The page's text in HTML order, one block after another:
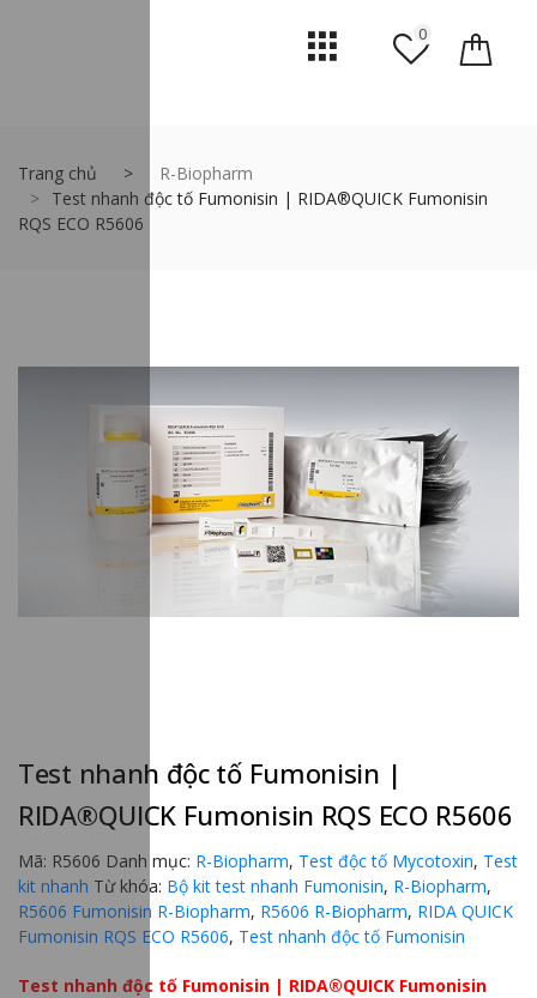
0
Trang chủ
R-Biopharm
Test nhanh độc tố Fumonisin | RIDA®QUICK Fumonisin
RQS ECO R5606
Test nhanh độc tố Fumonisin |
RIDA®QUICK Fumonisin RQS ECO R5606
Mã: R5606 Danh mục: R-Biopharm, Test độc tố Mycotoxin, Test
kit nhanh Từ khóa: Bộ kit test nhanh Fumonisin, R-Biopharm,
R5606 Fumonisin R-Biopharm, R5606 R-Biopharm, RIDA QUICK
Fumonisin RQS ECO R5606, Test nhanh độc tố Fumonisin
Test nhanh độc tố Fumonisin | RIDA®QUICK Fumonisin